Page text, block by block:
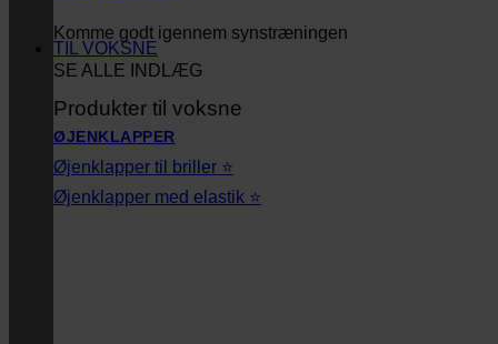
Komme godt igennem synstræningen
SE ALLE INDLÆG
TIL VOKSNE
Produkter til voksne
ØJENKLAPPER
Øjenklapper til briller ⭐
Øjenklapper med elastik ⭐